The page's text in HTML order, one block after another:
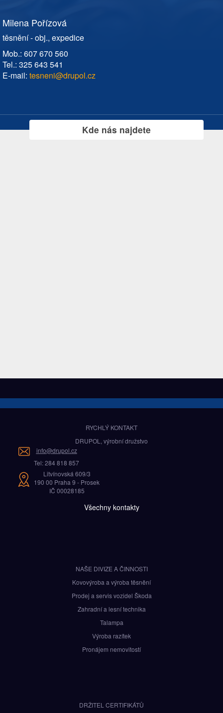
Milena Pořízová
těsnění - obj., expedice
Mob.: 607 670 560
Tel.: 325 643 541
E-mail: tesneni@drupol.cz
Kde nás najdete
RYCHLÝ KONTAKT
DRUPOL, výrobní družstvo
info@drupol.cz
Tel: 284 818 857
Litvínovská 609/3
190 00 Praha 9 - Prosek
IČ 00028185
Všechny kontakty
NAŠE DIVIZE A ČINNOSTI
Kovovýroba a výroba těsnění
Prodej a servis vozidel Škoda
Zahradní a lesní technika
Talampa
Výroba razítek
Pronájem nemovitostí
DRŽITEL CERTIFIKÁTŮ